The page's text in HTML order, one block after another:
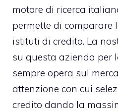
motore di ricerca
permette di comparare
istituti di credito. La
su questa azienda per
sempre opera sul
attenzione con cui
credito dando la